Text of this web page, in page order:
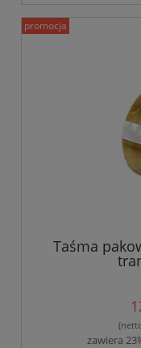
Taśma
zawiera
promocja